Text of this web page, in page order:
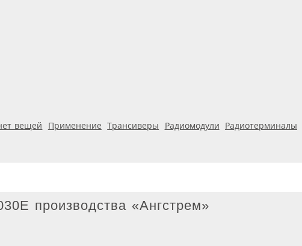
вещей Применение Трансиверы Радиомодули Радиотерминалы
производства «Ангстрем»